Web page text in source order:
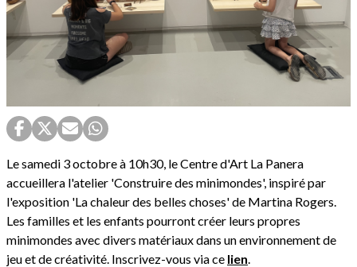
Le samedi 3 octobre à 10h30, le Centre d'Art La Panera
accueillera l'atelier 'Construire des minimondes', inspiré par
l'exposition 'La chaleur des belles choses' de Martina Rogers.
Les familles et les enfants pourront créer leurs propres
minimondes avec divers matériaux dans un environnement de
jeu et de créativité. Inscrivez-vous via ce lien.